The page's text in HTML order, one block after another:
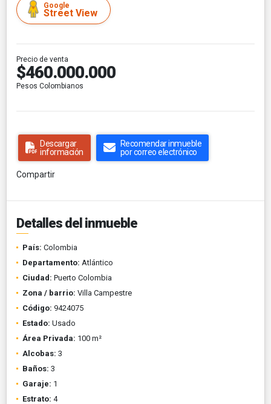
Google
Street View
Precio de venta
$460.000.000
Pesos Colombianos
Descargar
información
Recomendar inmueble
por correo electrónico
Compartir
Detalles del inmueble
País: Colombia
Departamento: Atlántico
Ciudad: Puerto Colombia
Zona / barrio: Villa Campestre
Código: 9424075
Estado: Usado
Área Privada: 100 m²
Alcobas: 3
Baños: 3
Garaje: 1
Estrato: 4